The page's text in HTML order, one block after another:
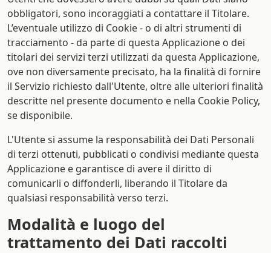
obbligatori, sono incoraggiati a contattare il Titolare.
L’eventuale utilizzo di Cookie - o di altri strumenti di
tracciamento - da parte di questa Applicazione o dei
titolari dei servizi terzi utilizzati da questa Applicazione,
ove non diversamente precisato, ha la finalità di fornire
il Servizio richiesto dall'Utente, oltre alle ulteriori finalità
descritte nel presente documento e nella Cookie Policy,
se disponibile.
L'Utente si assume la responsabilità dei Dati Personali
di terzi ottenuti, pubblicati o condivisi mediante questa
Applicazione e garantisce di avere il diritto di
comunicarli o diffonderli, liberando il Titolare da
qualsiasi responsabilità verso terzi.
Modalità e luogo del
trattamento dei Dati raccolti